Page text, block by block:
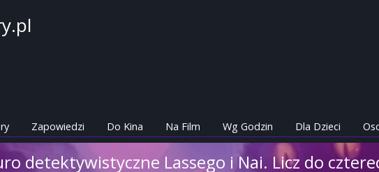
Zapowiedzi Do Kina Na Film Wg Godzin Dla Dzieci
detektywistyczne Lassego i Nai. Licz do